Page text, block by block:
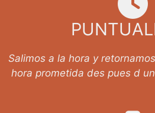
Salimos a la hora y
hora prometida des pues d